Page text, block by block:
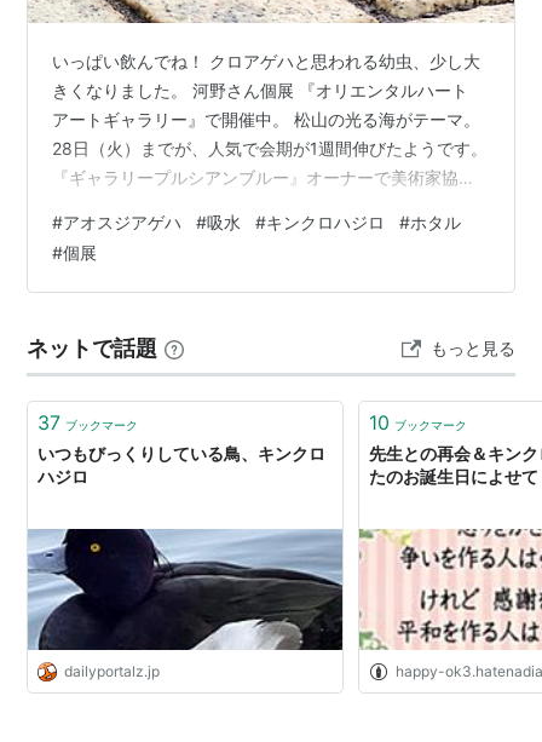
いっぱい飲んでね！ クロアゲハと思われる幼虫、少し大
きくなりました。 河野さん個展 『オリエンタルハート
アートギャラリー』で開催中。 松山の光る海がテーマ。
28日（火）までが、人気で会期が1週間伸びたようです。
『ギャラリープルシアンブルー』オーナーで美術家協会
（水）〜9月3日（木）まで夏季休業するため、 ブローチ
返品にうかがいました。 ていねいに入れてくださるアイ
スコーヒーはとてもおいしく、 ご厚意で濃厚なチョコケ
半、31日（金）まで。 天然素材『繭結』常連Tさん、仕
事帰りに来店…
#アオスジアゲハ #吸水 #キンクロハジロ #ホタル
#個展
ネットで話題 もっと見る
37 ブックマーク
いつもびっくりしている鳥、キンクロ
ハジロ
dailyportalz.jp
10 ブックマーク
先生との再会＆キン
たのお誕生日によせ
happy-